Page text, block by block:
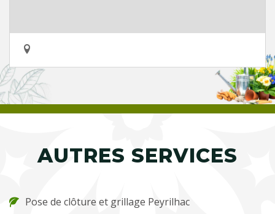
AUTRES SERVICES
Pose de clôture et grillage Peyrilhac